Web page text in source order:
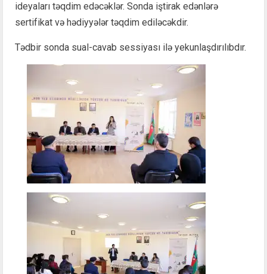
ideyaları təqdim edəcəklər. Sonda iştirak edənlərə
sertifikat və hədiyyələr təqdim ediləcəkdir.
Tədbir sonda sual-cavab sessiyası ilə yekunlaşdırılıbdır.